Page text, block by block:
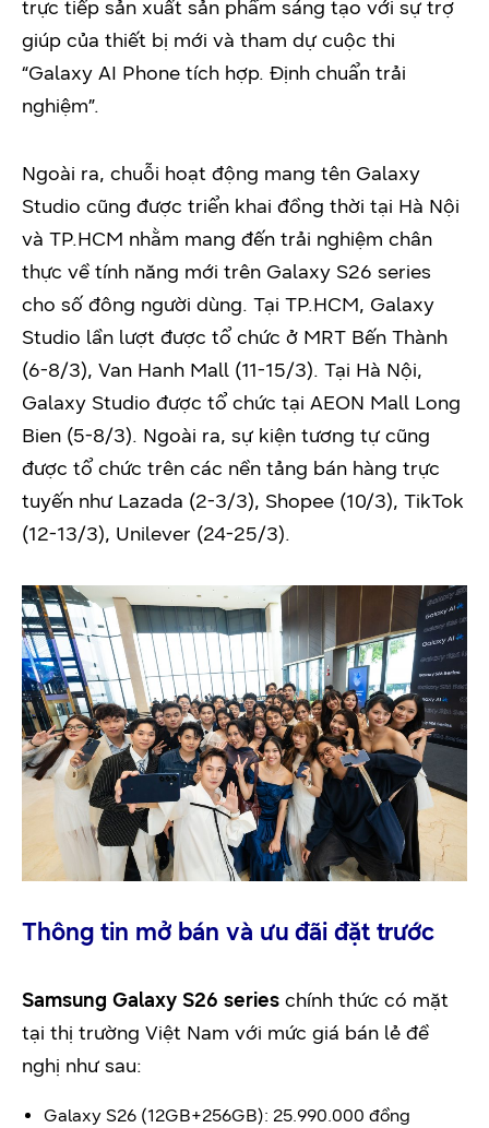
trực tiếp sản xuất sản phẩm sáng tạo với sự trợ
giúp của thiết bị mới và tham dự cuộc thi
“Galaxy AI Phone tích hợp. Định chuẩn trải
nghiệm”.
Ngoài ra, chuỗi hoạt động mang tên Galaxy
Studio cũng được triển khai đồng thời tại Hà Nội
và TP.HCM nhằm mang đến trải nghiệm chân
thực về tính năng mới trên Galaxy S26 series
cho số đông người dùng. Tại TP.HCM, Galaxy
Studio lần lượt được tổ chức ở MRT Bến Thành
(6-8/3), Van Hanh Mall (11-15/3). Tại Hà Nội,
Galaxy Studio được tổ chức tại AEON Mall Long
Bien (5-8/3). Ngoài ra, sự kiện tương tự cũng
được tổ chức trên các nền tảng bán hàng trực
tuyến như Lazada (2-3/3), Shopee (10/3), TikTok
(12-13/3), Unilever (24-25/3).
Thông tin mở bán và ưu đãi đặt trước
Samsung Galaxy S26 series chính thức có mặt
tại thị trường Việt Nam với mức giá bán lẻ đề
nghị như sau:
Galaxy S26 (12GB+256GB): 25.990.000 đồng